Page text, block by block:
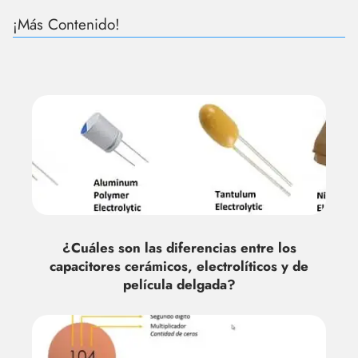
¡Más Contenido!
¿Cuáles son las diferencias entre los
capacitores cerámicos, electrolíticos y de
película delgada?